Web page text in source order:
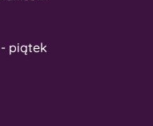
piątek